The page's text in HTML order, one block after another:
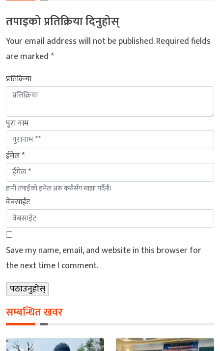
तपाइको प्रतिक्रिया दिनुहोस्
Your email address will not be published.Required fields
are marked*
प्रतिक्रिया
पुरा नाम
ईमेल *
हामी तपाईंको इमेल अरू कसैसँग साझा गर्दैनौं।
वेबसाईट
Save my name, email, and website in this browser for
the next time I comment.
सम्बन्धित खवर